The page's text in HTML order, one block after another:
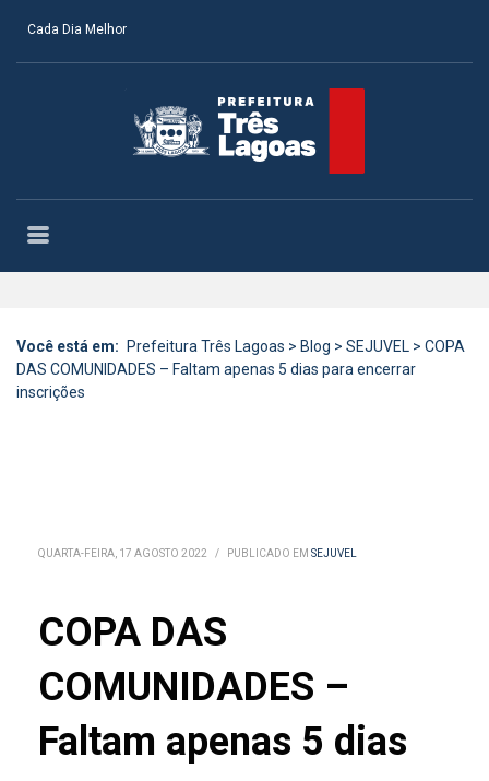
Cada Dia Melhor
Você está em: Prefeitura Três Lagoas > Blog > SEJUVEL > COPA
DAS COMUNIDADES – Faltam apenas 5 dias para encerrar
inscrições
QUARTA-FEIRA, 17 AGOSTO 2022 / PUBLICADO EM SEJUVEL
COPA DAS
COMUNIDADES –
Faltam apenas 5 dias